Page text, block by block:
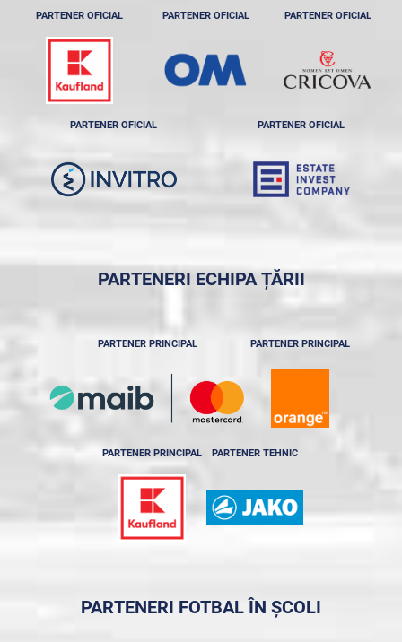
PARTENER OFICIAL PARTENER OFICIAL PARTENER OFICIAL
PARTENER OFICIAL PARTENER OFICIAL
PARTENERI ECHIPA ȚĂRII
PARTENER PRINCIPAL PARTENER PRINCIPAL
PARTENER PRINCIPAL PARTENER TEHNIC
PARTENERI FOTBAL ÎN ȘCOLI